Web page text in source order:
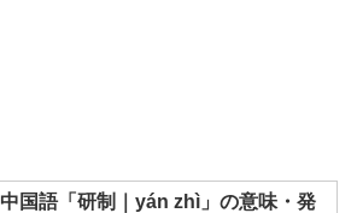
中国語「研制｜yán zhì」の意味・発